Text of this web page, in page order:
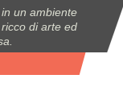
un ambiente
di arte ed